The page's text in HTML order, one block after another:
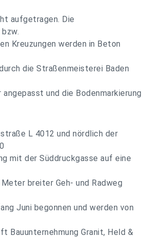
aufgetragen. Die
Kreuzungen werden in Beton
die Straßenmeisterei Baden
und die Bodenmarkierung
L 4012 und nördlich der
mit der Süddruckgasse auf eine
breiter Geh- und Radweg
Juni begonnen und werden von
Bauunternehmung Granit, Held &